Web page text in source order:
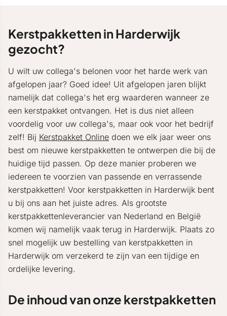
Kerstpakketten in Harderwijk
gezocht?
U wilt uw collega's belonen voor het harde werk van
afgelopen jaar? Goed idee! Uit afgelopen jaren blijkt
namelijk dat collega's het erg waarderen wanneer ze
een kerstpakket ontvangen. Het is dus niet alleen
voordelig voor uw collega's, maar ook voor het bedrijf
zelf! Bij Kerstpakket Online doen we elk jaar weer ons
best om nieuwe kerstpakketten te ontwerpen die bij de
huidige tijd passen. Op deze manier proberen we
iedereen te voorzien van passende en verrassende
kerstpakketten! Voor kerstpakketten in Harderwijk bent
u bij ons aan het juiste adres. Als grootste
kerstpakkettenleverancier van Nederland en België
komen wij namelijk vaak terug in Harderwijk. Plaats zo
snel mogelijk uw bestelling van kerstpakketten in
Harderwijk om verzekerd te zijn van een tijdige en
ordelijke levering.
De inhoud van onze kerstpakketten